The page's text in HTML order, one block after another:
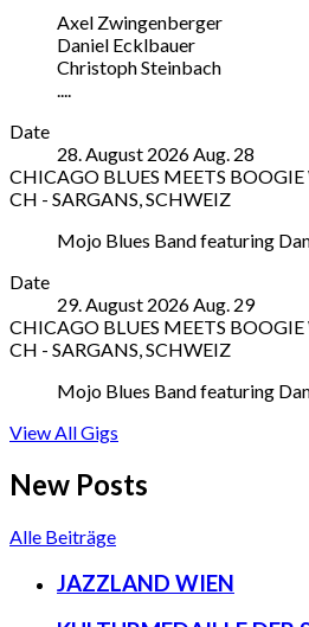
HAMBURG
Barnerstraße
HAMBURG
22765
Deutschland
Axel Zwingenberger
Daniel Ecklbauer
Christoph Steinbach
....
Date
28. August 2026Aug. 28
CHICAGO BLUES MEETS
CH - SARGANS,SCHWEIZ
Städtli
Untergasse
CH
-
SCHWEIZ
Mojo Blues Band featuring
Date
29. August 2026Aug. 29
CHICAGO BLUES MEETS
CH - SARGANS,SCHWEIZ
Städtli
Untergasse
CH
SARGANS
7320
SCHWEIZ
Mojo Blues Band featuring
More
View All Gigs
New Posts
Feed
Alle Beiträge
JAZZLAND WIEN